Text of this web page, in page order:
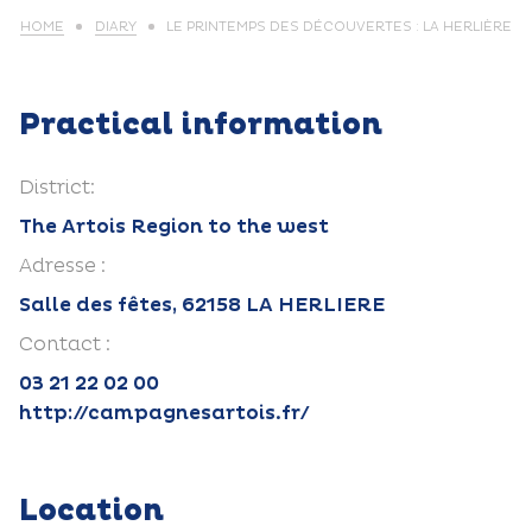
HOME DIARY LE PRINTEMPS DES DÉCOUVERTES : LA HERLIÈRE
Practical information
District:
The Artois Region to the west
Adresse :
Salle des fêtes, 62158 LA HERLIERE
Contact :
03 21 22 02 00
http://campagnesartois.fr/
Location